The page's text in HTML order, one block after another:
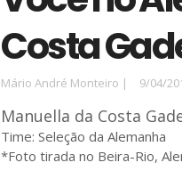
Costa
Mário André Monteiro | 9/04/
Manuella da Costa
Time: Seleção da Alemanha
*Foto tirada no Beira-Rio,